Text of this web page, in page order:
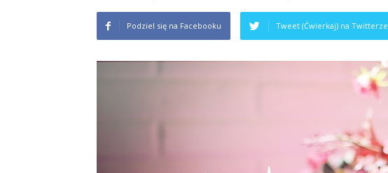
Podziel się na Facebooku Tweet (Ćwierkaj) na Twitterze